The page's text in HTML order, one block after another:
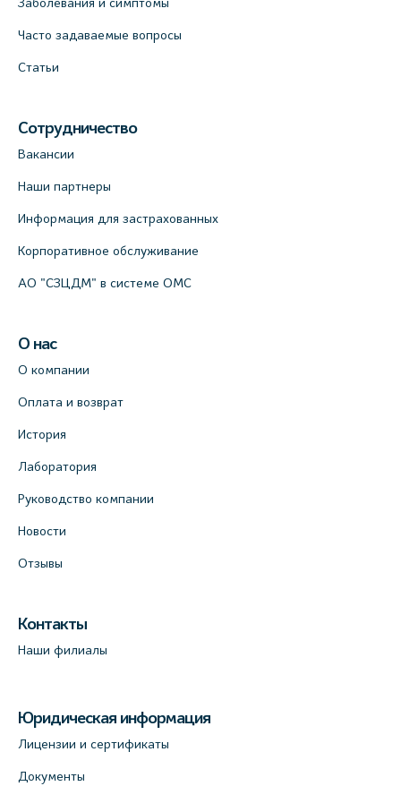
Часто задаваемые вопросы
Статьи
Сотрудничество
Вакансии
Наши партнеры
Информация для застрахованных
Корпоративное обслуживание
АО "СЗЦДМ" в системе ОМС
О нас
О компании
Оплата и возврат
История
Лаборатория
Руководство компании
Новости
Отзывы
Контакты
Наши филиалы
Юридическая информация
Лицензии и сертификаты
Документы